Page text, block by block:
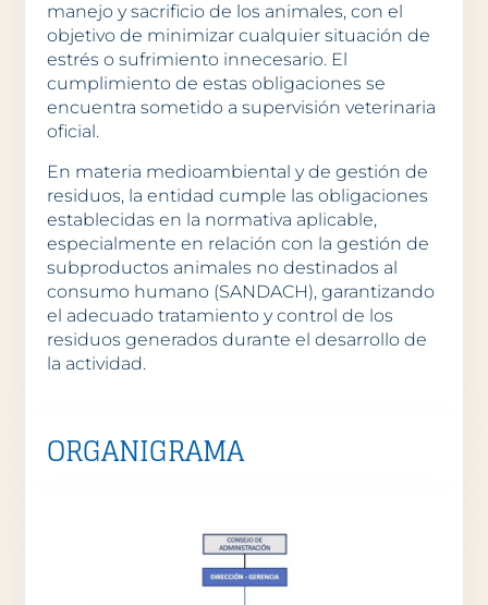
manejo y sacrificio de los animales, con el
objetivo de minimizar cualquier situación de
estrés o sufrimiento innecesario. El
cumplimiento de estas obligaciones se
encuentra sometido a supervisión veterinaria
oficial.
En materia medioambiental y de gestión de
residuos, la entidad cumple las obligaciones
establecidas en la normativa aplicable,
especialmente en relación con la gestión de
subproductos animales no destinados al
consumo humano (SANDACH), garantizando
el adecuado tratamiento y control de los
residuos generados durante el desarrollo de
la actividad.
ORGANIGRAMA